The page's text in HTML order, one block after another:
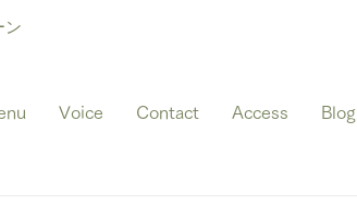
ン
Voice Contact Access Blog